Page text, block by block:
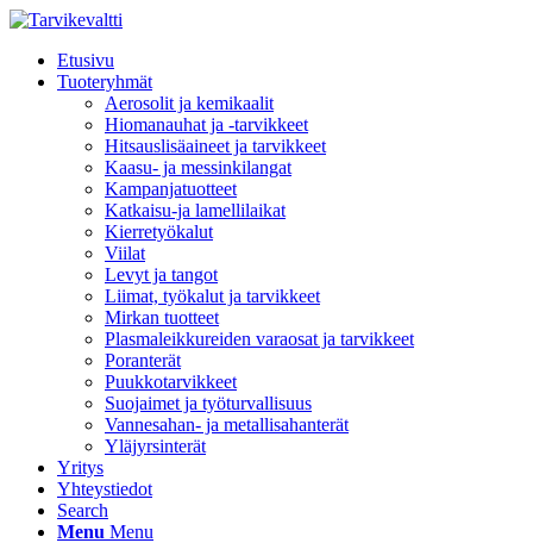
Etusivu
Tuoteryhmät
Aerosolit ja kemikaalit
Hiomanauhat ja -tarvikkeet
Hitsauslisäaineet ja tarvikkeet
Kaasu- ja messinkilangat
Kampanjatuotteet
Katkaisu-ja lamellilaikat
Kierretyökalut
Viilat
Levyt ja tangot
Liimat, työkalut ja tarvikkeet
Mirkan tuotteet
Plasmaleikkureiden varaosat ja tarvikkeet
Poranterät
Puukkotarvikkeet
Suojaimet ja työturvallisuus
Vannesahan- ja metallisahanterät
Yläjyrsinterät
Yritys
Yhteystiedot
Search
Menu Menu